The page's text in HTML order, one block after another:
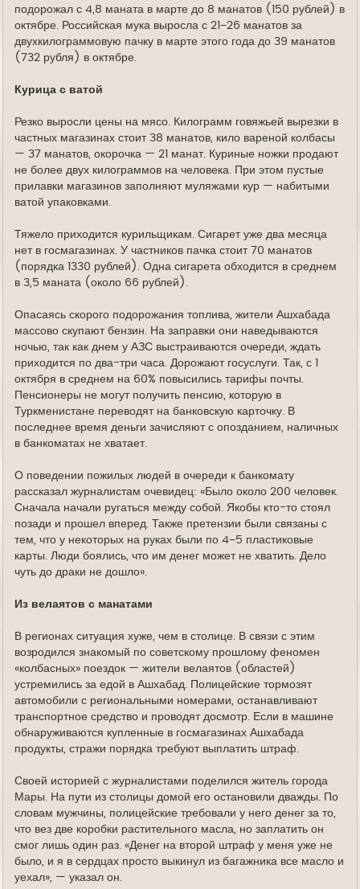
подорожал с 4,8 маната в марте до 8 манатов (150 рублей) в
октябре. Российская мука выросла с 21−26 манатов за
двухкилограммовую пачку в марте этого года до 39 манатов
(732 рубля) в октябре.
Курица с ватой
Резко выросли цены на мясо. Килограмм говяжьей вырезки в
частных магазинах стоит 38 манатов, кило вареной колбасы
— 37 манатов, окорочка — 21 манат. Куриные ножки продают
не более двух килограммов на человека. При этом пустые
прилавки магазинов заполняют муляжами кур — набитыми
ватой упаковками.
Тяжело приходится курильщикам. Сигарет уже два месяца
нет в госмагазинах. У частников пачка стоит 70 манатов
(порядка 1330 рублей). Одна сигарета обходится в среднем
в 3,5 маната (около 66 рублей).
Опасаясь скорого подорожания топлива, жители Ашхабада
массово скупают бензин. На заправки они наведываются
ночью, так как днем у АЗС выстраиваются очереди, ждать
приходится по два-три часа. Дорожают госуслуги. Так, с 1
октября в среднем на 60% повысились тарифы почты.
Пенсионеры не могут получить пенсию, которую в
Туркменистане переводят на банковскую карточку. В
последнее время деньги зачисляют с опозданием, наличных
в банкоматах не хватает.
О поведении пожилых людей в очереди к банкомату
рассказал журналистам очевидец: «Было около 200 человек.
Сначала начали ругаться между собой. Якобы кто-то стоял
позади и прошел вперед. Также претензии были связаны с
тем, что у некоторых на руках были по 4−5 пластиковые
карты. Люди боялись, что им денег может не хватить. Дело
чуть до драки не дошло».
Из велаятов с манатами
В регионах ситуация хуже, чем в столице. В связи с этим
возродился знакомый по советскому прошлому феномен
«колбасных» поездок — жители велаятов (областей)
устремились за едой в Ашхабад. Полицейские тормозят
автомобили с региональными номерами, останавливают
транспортное средство и проводят досмотр. Если в машине
обнаруживаются купленные в госмагазинах Ашхабада
продукты, стражи порядка требуют выплатить штраф.
Своей историей с журналистами поделился житель города
Мары. На пути из столицы домой его остановили дважды. По
словам мужчины, полицейские требовали у него денег за то,
что вез две коробки растительного масла, но заплатить он
смог лишь один раз. «Денег на второй штраф у меня уже не
было, и я в сердцах просто выкинул из багажника все масло и
уехал», — указал он.